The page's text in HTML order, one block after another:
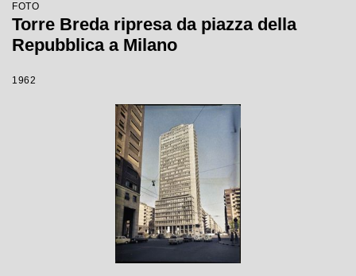
FOTO
Torre Breda ripresa da piazza della
Repubblica a Milano
1962